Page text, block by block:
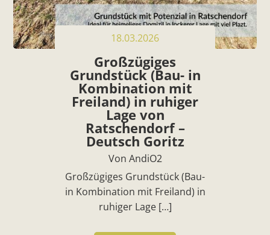
18.03.2026
Großzügiges
Grundstück (Bau- in
Kombination mit
Freiland) in ruhiger
Lage von
Ratschendorf –
Deutsch Goritz
Von AndiO2
Großzügiges Grundstück (Bau-
in Kombination mit Freiland) in
ruhiger Lage […]